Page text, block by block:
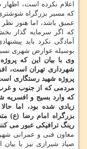
اعلام نكرده است،
كه مسیر بزرگراه
عمیق باشد، اما هنوز
كه اگر سرمایه گذار
آمادگی نكرد باید
بوسیله عوارض شهری
وی با بیان این كه
شهرداری تهران است،
پروژه شهید رستگاری
مردمی كه از جنوب و غرب
كه وارد بسیج و افسریه
زیادی شده بود، اما
بزرگراه امام رضا (ع)
رینگ ترافیكی عبور می
معاون فنی و عمرانی
صیاد شیرازی نیز با